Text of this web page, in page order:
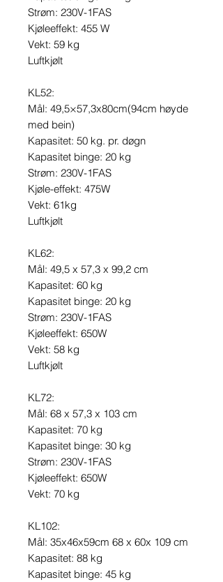
Strøm: 230V-1FAS
Kjøleeffekt: 455 W
Vekt: 59 kg
Luftkjølt
KL52:
Mål: 49,5×57,3x80cm(94cm høyde
med bein)
Kapasitet: 50 kg. pr. døgn
Kapasitet binge: 20 kg
Strøm: 230V-1FAS
Kjøle-effekt: 475W
Vekt: 61kg
Luftkjølt
KL62:
Mål: 49,5 x 57,3 x 99,2 cm
Kapasitet: 60 kg
Kapasitet binge: 20 kg
Strøm: 230V-1FAS
Kjøleeffekt: 650W
Vekt: 58 kg
Luftkjølt
KL72:
Mål: 68 x 57,3 x 103 cm
Kapasitet: 70 kg
Kapasitet binge: 30 kg
Strøm: 230V-1FAS
Kjøleeffekt: 650W
Vekt: 70 kg
KL102:
Mål: 35x46x59cm 68 x 60x 109 cm
Kapasitet: 88 kg
Kapasitet binge: 45 kg